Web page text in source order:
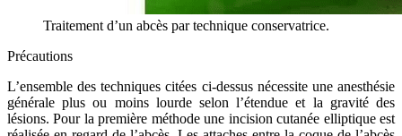
Traitement d’un abcès par technique conservatrice.
Précautions
L’ensemble des techniques citées ci-dessus nécessite une anesthésie
générale plus ou moins lourde selon l’étendue et la gravité des
lésions. Pour la première méthode une incision cutanée elliptique est